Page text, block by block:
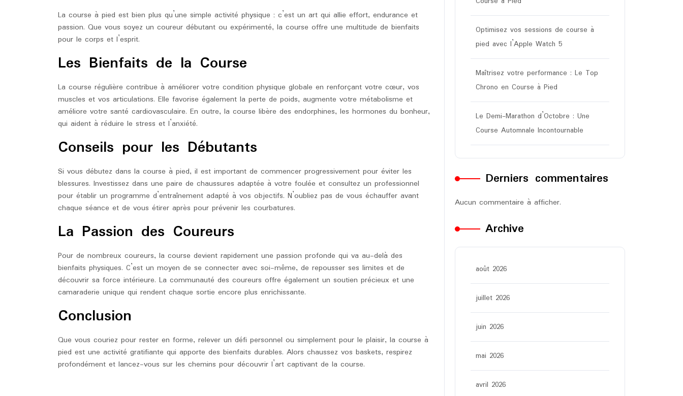
La course à pied est bien plus qu’une simple activité physique ; c’est un art qui allie effort, endurance et
passion. Que vous soyez un coureur débutant ou expérimenté, la course offre une multitude de bienfaits
pour le corps et l’esprit.
Les Bienfaits de la Course
La course régulière contribue à améliorer votre condition physique globale en renforçant votre cœur, vos
muscles et vos articulations. Elle favorise également la perte de poids, augmente votre métabolisme et
améliore votre santé cardiovasculaire. En outre, la course libère des endorphines, les hormones du bonheur,
qui aident à réduire le stress et l’anxiété.
Conseils pour les Débutants
Si vous débutez dans la course à pied, il est important de commencer progressivement pour éviter les
blessures. Investissez dans une paire de chaussures adaptée à votre foulée et consultez un professionnel
pour établir un programme d’entraînement adapté à vos objectifs. N’oubliez pas de vous échauffer avant
chaque séance et de vous étirer après pour prévenir les courbatures.
La Passion des Coureurs
Pour de nombreux coureurs, la course devient rapidement une passion profonde qui va au-delà des
bienfaits physiques. C’est un moyen de se connecter avec soi-même, de repousser ses limites et de
découvrir sa force intérieure. La communauté des coureurs offre également un soutien précieux et une
camaraderie unique qui rendent chaque sortie encore plus enrichissante.
Conclusion
Que vous couriez pour rester en forme, relever un défi personnel ou simplement pour le plaisir, la course à
pied est une activité gratifiante qui apporte des bienfaits durables. Alors chaussez vos baskets, respirez
profondément et lancez-vous sur les chemins pour découvrir l’art captivant de la course.
Optimisez vos sessions de course à
pied avec l’Apple Watch 5
Maîtrisez votre performance : Le Top
Chrono en Course à Pied
Le Demi-Marathon d’Octobre : Une
Course Automnale Incontournable
Derniers commentaires
Aucun commentaire à afficher.
Archive
août 2026
juillet 2026
juin 2026
mai 2026
avril 2026